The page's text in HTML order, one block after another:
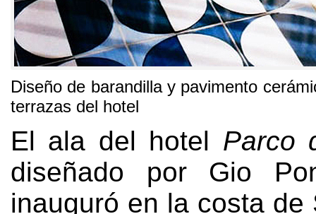
Diseño de barandilla y pavimento
terrazas del hotel
El ala del hotel Parco
diseñado por Gio
inauguró en la costa de